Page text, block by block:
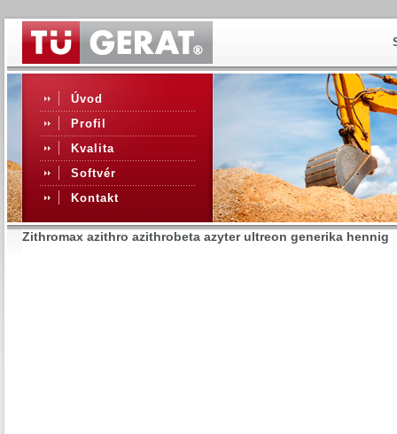
Úvod
Profil
Kvalita
Softvér
Kontakt
Zithromax azithro azithrobeta azyter ultreon generika hennig